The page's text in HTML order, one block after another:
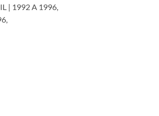
| 1992 A 1996,